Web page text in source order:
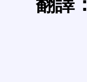
翻譯：